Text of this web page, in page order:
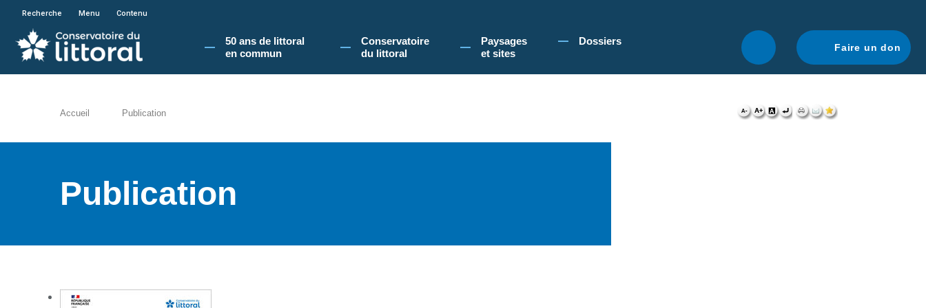
En poursuivant votre navigation sur le site du Conservatoire du littoral, vous acceptez l'utilisation de cookies pour vous proposer une navigation optimale.
Recherche Menu Contenu
50 ans de littoral
en commun​
Conservatoire
du littoral
Paysages
et sites
Dossiers
Faire un don
Accueil Publication
Publication